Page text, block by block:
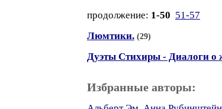
продолжение: 1-50 51-57
Люмтики. (29)
Дуэты Стихиры - Диалоги о
Избранные авторы: